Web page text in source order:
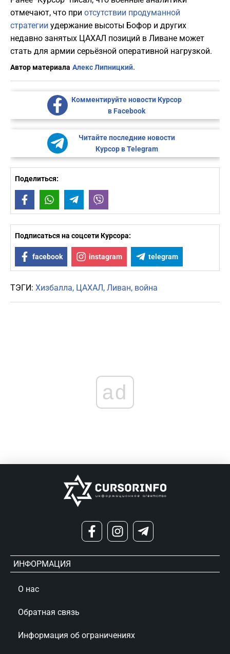
отмечают, что при отсутствии продуманной
стратегии удержание высоты Бофор и других
недавно занятых ЦАХАЛ позиций в Ливане может
стать для армии серьёзной оперативной нагрузкой.
Автор материала Алекс Липницкий.
Комментируйте новости Курсор
в Facebook
Читайте последние новости
Курсор в Telegram
Поделиться:
FacebookWhatsAppTelegram
Подписаться на соцсети Курсора:
facebook instagram telegram
ТЭГИ: Хизбалла ЦАХАЛ Ливан война
ad
ИНФОРМАЦИЯ
О нас
Обратная связь
Информация об ограничениях